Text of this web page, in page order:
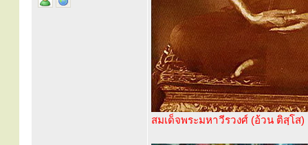
สมเด็จพระมหาวีรวงศ์ (อ้วน ติสฺโส)